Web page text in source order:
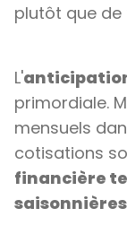
plutôt que de
L'
primordiale.
mensuels
cotisations
financière